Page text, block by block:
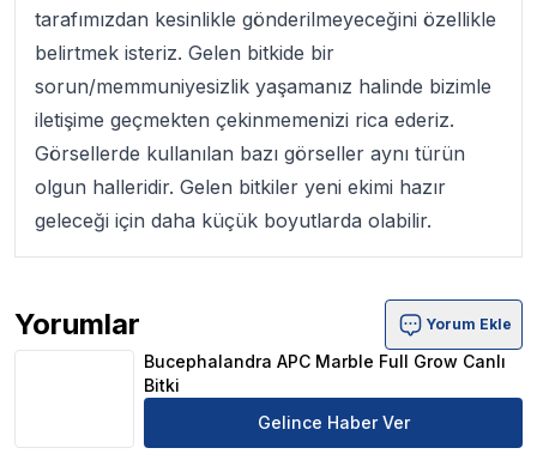
tarafımızdan kesinlikle gönderilmeyeceğini özellikle
belirtmek isteriz. Gelen bitkide bir
sorun/memmuniyesizlik yaşamanız halinde bizimle
iletişime geçmekten çekinmemenizi rica ederiz.
Görsellerde kullanılan bazı görseller aynı türün
olgun halleridir. Gelen bitkiler yeni ekimi hazır
geleceği için daha küçük boyutlarda olabilir.
Yorumlar
Bucephalandra APC Marble Full Grow Canlı Bitki Ürün
Yorum Ekle
Bucephalandra APC Marble Full Grow Canlı
Bitki
Gelince Haber Ver